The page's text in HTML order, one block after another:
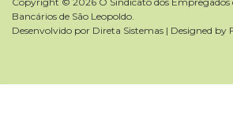
Bancários de São Leopoldo.
Desenvolvido por Direta Sistemas | Designed by